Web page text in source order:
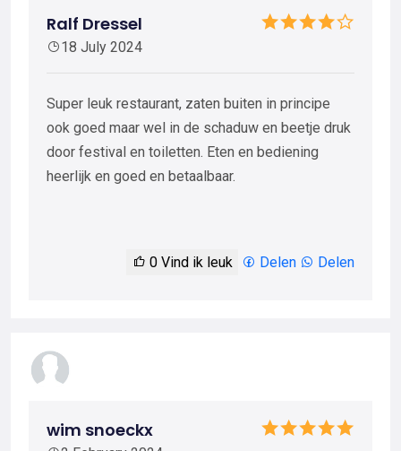
Ralf Dressel
18 July 2024
Super leuk restaurant, zaten buiten in principe
ook goed maar wel in de schaduw en beetje druk
door festival en toiletten. Eten en bediening
heerlijk en goed en betaalbaar.
0 Vind ik leuk Delen Delen
wim snoeckx